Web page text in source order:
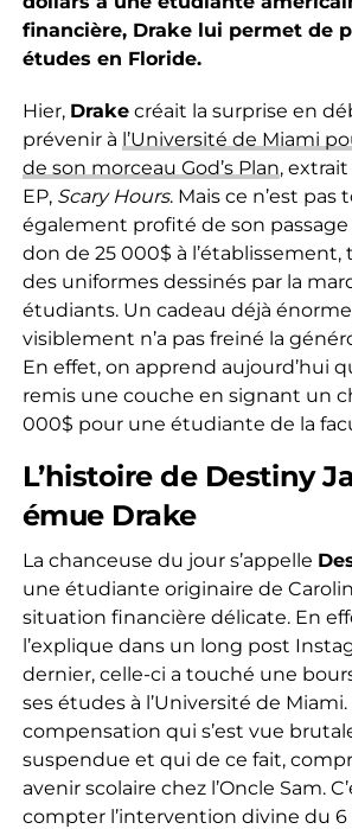
financière, Drake lui permet de
études en Floride.
Hier, Drakecréait la surprise en
prévenir à l’Université de Miami
de son morceau God’s Plan,
EP, Scary Hours. Mais ce n’est pas
également profité de son
don de 25 000$ à
des uniformes dessinés par la
étudiants. Un cadeau déjà
visiblement n’a pas freiné la
En effet, on apprend aujourd’hui
remis une couche en signant un
000$ pour une étudiante de la
L’histoire de Destiny
émue Drake
La chanceuse du jour s’appelle
une étudiante originaire de
situation financière délicate. En
l’explique dans un long post
dernier, celle-ci a touché une
ses études à l’Université de
compensation qui s’est vue
suspendue et qui de ce fait,
avenir scolaire chez l’Oncle Sam.
compter l’intervention divine du 6